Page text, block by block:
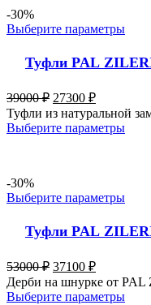
-30%
Выберите параметры
Туфли PAL
39000₽ 27300 ₽
Туфли из натуральной
Выберите параметры
-30%
Выберите параметры
Туфли PAL
53000₽ 37100 ₽
Дерби на шнурке от PAL
Выберите параметры